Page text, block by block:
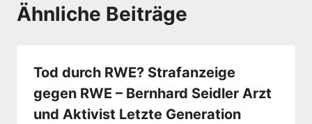
Ähnliche Beiträge
Tod durch RWE? Strafanzeige
gegen RWE – Bernhard Seidler Arzt
und Aktivist Letzte Generation